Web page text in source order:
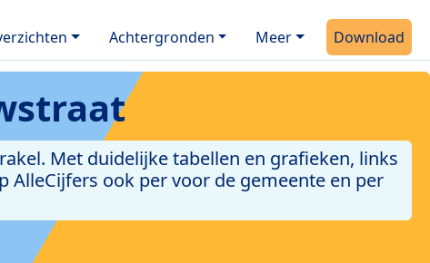
Achtergronden Meer Download
Met duidelijke tabellen en grafieken, links
AlleCijfers ook per voor de gemeente en per